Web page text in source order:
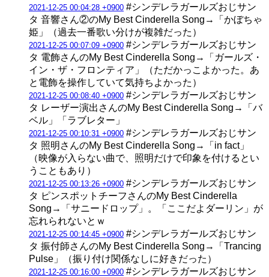
2021-12-25 00:04:28 +0900 #シンデレラガールズおじサン
タ 音響さん②のMy Best Cinderella Song→「かぼちゃ
姫」（過去一番歌い分けが複雑だった）
2021-12-25 00:07:09 +0900 #シンデレラガールズおじサン
タ 電飾さんのMy Best Cinderella Song→「ガールズ・
イン・ザ・フロンティア」（ただかっこよかった。あ
と電飾を操作していて気持ちよかった）
2021-12-25 00:08:40 +0900 #シンデレラガールズおじサン
タ レーザー演出さんのMy Best Cinderella Song→「バ
ベル」「ラブレター」
2021-12-25 00:10:31 +0900 #シンデレラガールズおじサン
タ 照明さんのMy Best Cinderella Song→「in fact」
（映像が入らない曲で、照明だけで印象を付けるとい
うこともあり）
2021-12-25 00:13:26 +0900 #シンデレラガールズおじサン
タ ピンスポットチーフさんのMy Best Cinderella
Song→「サニードロップ」。「ここだよダーリン」が
忘れられないとｗ
2021-12-25 00:14:45 +0900 #シンデレラガールズおじサン
タ 振付師さんのMy Best Cinderella Song→「Trancing
Pulse」（振り付け関係なしに好きだった）
2021-12-25 00:16:00 +0900 #シンデレラガールズおじサン